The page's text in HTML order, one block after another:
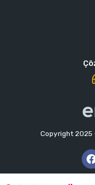
Copyright 2025